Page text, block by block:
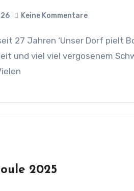
Keine Kommentare
und viel viel vergosenem
2025